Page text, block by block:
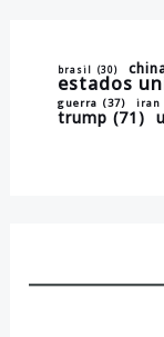
brasil (30)
estados
guerra (37) iran
trump (71)